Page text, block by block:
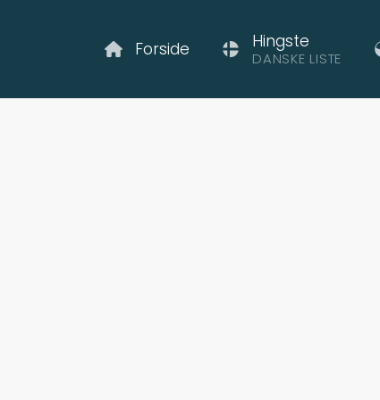
Forside Hingste
DANSKE LISTE